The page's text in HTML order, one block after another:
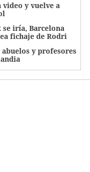
video y vuelve a
iría, Barcelona
fichaje de Rodri
abuelos y profesores